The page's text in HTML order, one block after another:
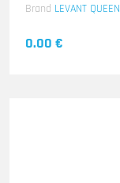
Brand LEVANT QUEEN
0.00 €